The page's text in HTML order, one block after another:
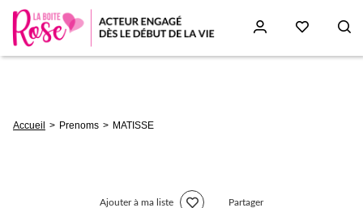
d'Ariane
Accueil Prenoms MATISSE
Ajouter à ma liste Partager